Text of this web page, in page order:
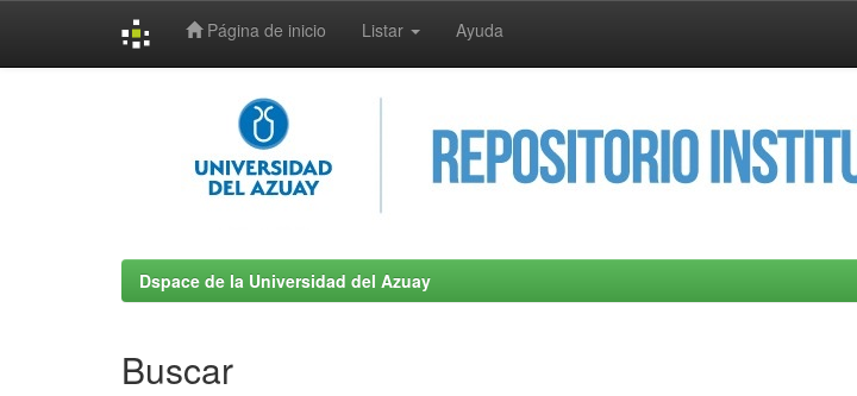
Página de inicio Listar Ayuda
Dspace de la Universidad del Azuay
Buscar